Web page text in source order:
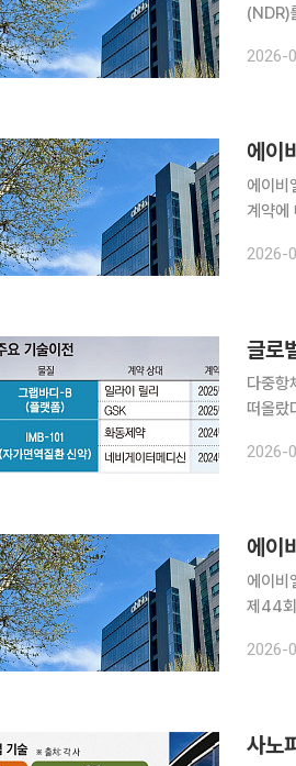
(NDR)를 진행한다
벌 투
2026-
에이
에이
계약에 따른
2026-
글로
다중항
떠올랐
전 계
2026-
에이
에이비
제44
내외
2026-
사노